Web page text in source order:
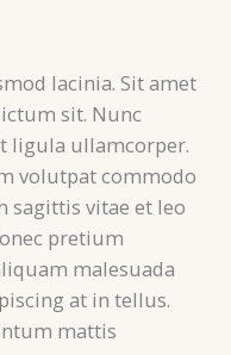
lacinia. Sit amet
sit. Nunc
ligula ullamcorper.
volutpat commodo
sagittis vitae et leo
pretium
malesuada
at in tellus.
mattis